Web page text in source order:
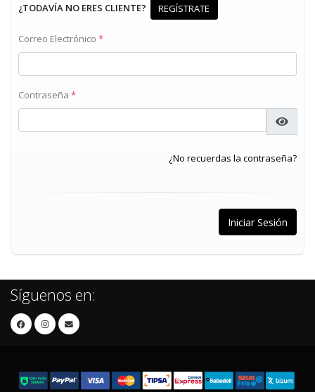
¿TODAVÍA NO ERES CLIENTE? REGÍSTRATE
Correo Electrónico *
Contraseña *
¿No recuerdas la contraseña?
Síguenos en: